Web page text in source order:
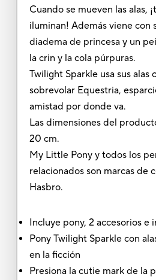
Cuando se mueven las alas,
iluminan! Además viene con
diadema de princesa y un
la crin y la cola púrpuras.
Twilight Sparkle usa sus alas
sobrevolar Equestria,
amistad por donde va.
Las dimensiones del
20 cm.
My Little Pony y todos los
relacionados son marcas de
Hasbro.
Incluye pony, 2 accesorios e
Pony Twilight Sparkle con
en la ficción
Presiona la cutie mark de la